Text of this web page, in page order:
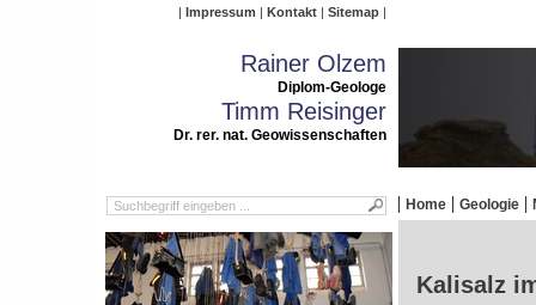
Impressum Kontakt Sitemap
Rainer Olzem
Diplom-Geologe
Timm Reisinger
Dr. rer. nat. Geowissenschaften
Home Geologie
Kalisalz